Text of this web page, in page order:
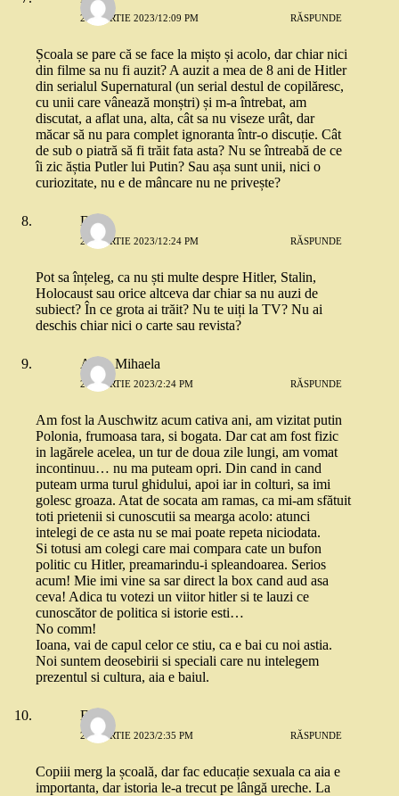
20 MARTIE 2023/12:09 PM RĂSPUNDE
Școala se pare că se face la mișto și acolo, dar chiar nici
din filme sa nu fi auzit? A auzit a mea de 8 ani de Hitler
din serialul Supernatural (un serial destul de copilăresc,
cu unii care vânează monștri) și m-a întrebat, am
discutat, a aflat una, alta, cât sa nu viseze urât, dar
măcar să nu para complet ignoranta într-o discuție. Cât
de sub o piatră să fi trăit fata asta? Nu se întreabă de ce
îi zic ăștia Putler lui Putin? Sau așa sunt unii, nici o
curiozitate, nu e de mâncare nu ne privește?
DL
20 MARTIE 2023/12:24 PM RĂSPUNDE
Pot sa înțeleg, ca nu ști multe despre Hitler, Stalin,
Holocaust sau orice altceva dar chiar sa nu auzi de
subiect? În ce grota ai trăit? Nu te uiți la TV? Nu ai
deschis chiar nici o carte sau revista?
Anna Mihaela
20 MARTIE 2023/2:24 PM RĂSPUNDE
Am fost la Auschwitz acum cativa ani, am vizitat putin
Polonia, frumoasa tara, si bogata. Dar cat am fost fizic
in lagărele acelea, un tur de doua zile lungi, am vomat
incontinuu… nu ma puteam opri. Din cand in cand
puteam urma turul ghidului, apoi iar in colturi, sa imi
golesc groaza. Atat de socata am ramas, ca mi-am sfătuit
toti prietenii si cunoscutii sa mearga acolo: atunci
intelegi de ce asta nu se mai poate repeta niciodata.
Si totusi am colegi care mai compara cate un bufon
politic cu Hitler, preamarindu-i spleandoarea. Serios
acum! Mie imi vine sa sar direct la box cand aud asa
ceva! Adica tu votezi un viitor hitler si te lauzi ce
cunoscător de politica si istorie esti…
No comm!
Ioana, vai de capul celor ce stiu, ca e bai cu noi astia.
Noi suntem deosebirii si speciali care nu intelegem
prezentul si cultura, aia e baiul.
Eu
20 MARTIE 2023/2:35 PM RĂSPUNDE
Copiii merg la școală, dar fac educație sexuala ca aia e
importanta, dar istoria le-a trecut pe lângă ureche. La